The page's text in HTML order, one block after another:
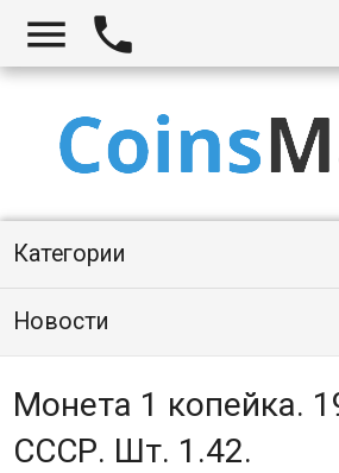
 
Категории
Новости
Монета 1 копейка.
СССР. Шт. 1.42.